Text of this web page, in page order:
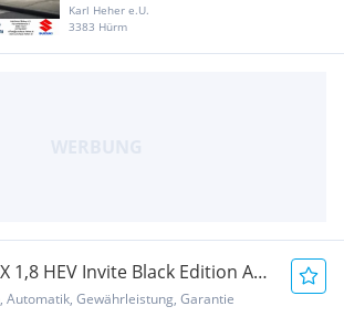
Karl Heher e.U.
3383 Hürm
1,8 HEV Invite Black Edition AT
Automatik, Gewährleistung, Garantie